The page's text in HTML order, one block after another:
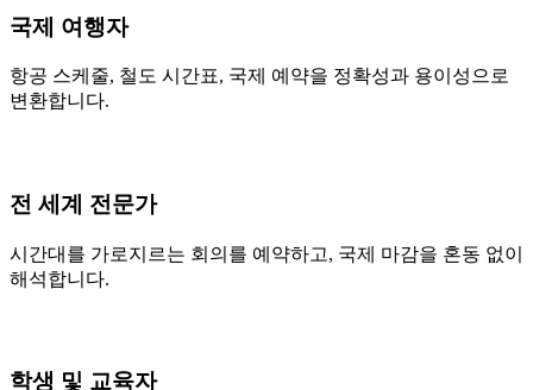
국제 여행자
항공 스케줄, 철도 시간표, 국제 예약을 정확성과 용이성으로
변환합니다.
전 세계 전문가
시간대를 가로지르는 회의를 예약하고, 국제 마감을 혼동 없이
해석합니다.
학생 및 교육자